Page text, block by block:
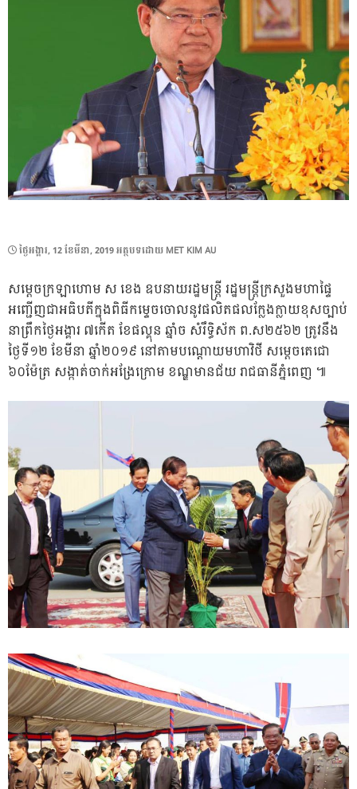
POSTED
ថ្ងៃ​អង្គារ, 12 ខែ​មីនា, 2019អត្ថបទដោយ MET KIM AU
សម្តេចក្រឡាហោម ស ខេង​ ឧបនាយរដ្ឋមន្ត្រី រដ្ឋមន្ត្រីក្រសួងមហាផ្ទៃ
អញ្ជើញជាអធិបតីក្នុងពិធីកម្ទេចចោលនូវផលិតផលក្លែងក្លាយខុសច្បាប់
នាព្រឹកថ្ងៃអង្គារ ៧កើត ខែផល្គុន ឆ្នាំច សំរឹទ្ធិស័ក ព.ស២៥៦២ ត្រូវនឹង
ថ្ងៃទី១២ ខែមីនា ឆ្នាំ២០១៩ នៅតាមបណ្តោយមហាវិថី សម្តេចតេជោ
៦០ម៉ែត្រ​ សង្កាត់​ចាក់អង្រែក្រោម ខណ្ឌមានជ័យ រាជធានី​ភ្នំពេញ​ ៕